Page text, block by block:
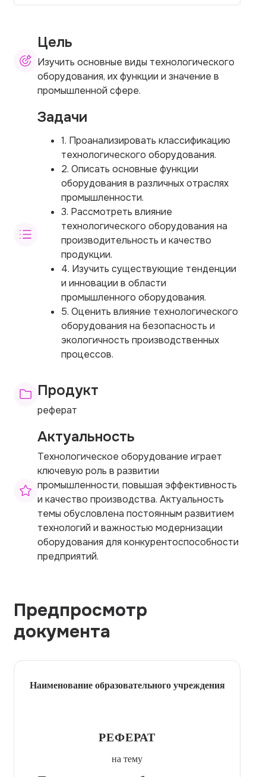
Цель
Изучить основные виды технологического
оборудования, их функции и значение в
промышленной сфере.
Задачи
1. Проанализировать классификацию
технологического оборудования.
2. Описать основные функции
оборудования в различных отраслях
промышленности.
3. Рассмотреть влияние
технологического оборудования на
производительность и качество
продукции.
4. Изучить существующие тенденции
и инновации в области
промышленного оборудования.
5. Оценить влияние технологического
оборудования на безопасность и
экологичность производственных
процессов.
Продукт
реферат
Актуальность
Технологическое оборудование играет
ключевую роль в развитии
промышленности, повышая эффективность
и качество производства. Актуальность
темы обусловлена постоянным развитием
технологий и важностью модернизации
оборудования для конкурентоспособности
предприятий.
Предпросмотр
документа
Наименование образовательного учреждения
РЕФЕРАТ
на тему